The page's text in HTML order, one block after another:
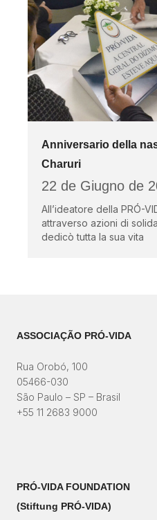
Anniversario della
Charuri
22 de Giugno de
All’ideatore della PRÓ-
attraverso azioni di
dedicò tutta la sua vita
ASSOCIAÇÃO PRÓ-VIDA
Rua Orobó, 100
05466-030
São Paulo – SP – Brasil
+55 11 2683 9000
PRÓ-VIDA FOUNDATION
(Stiftung PRÓ-VIDA)​